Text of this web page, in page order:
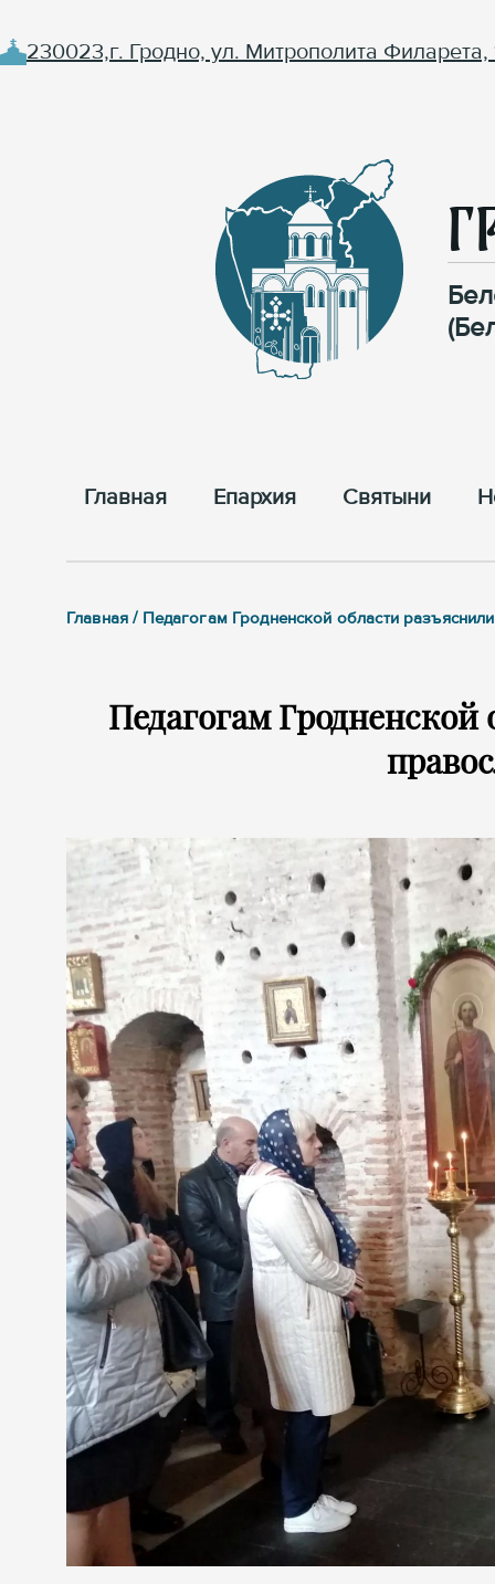
230023,г. Гродно, ул. Митрополита Филарета,
Главная Епархия Cвятыни
Главная / Педагогам Гродненской области
Педагогам